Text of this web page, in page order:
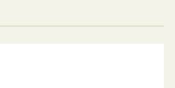
Round Bend Hooks